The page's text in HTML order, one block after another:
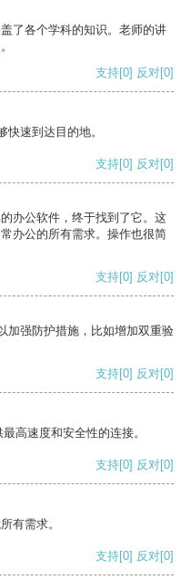
了各个学科的知识。老师的讲
支持[0] 反对[0]
速到达目的地。
支持[0] 反对[0]
办公软件，终于找到了它。这
办公的所有需求。操作也很简
支持[0] 反对[0]
加强防护措施，比如增加双重验
支持[0] 反对[0]
高速度和安全性的连接。
支持[0] 反对[0]
有需求。
支持[0] 反对[0]